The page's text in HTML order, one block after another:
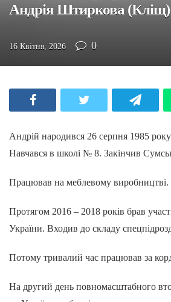
Андрія Штиркова (Кліщ)
16 Квітня, 2026 0
Андрій народився 26 серпня 1985
Навчався в школі № 8. Закінчив
Працював на меблевому виробництві.
Протягом 2016 – 2018 років брав
України. Входив до складу
Потому тривалий час працював за
На другий день повномасштабного